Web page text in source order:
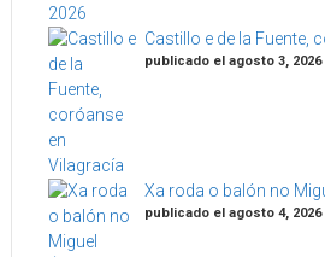
Castillo e de la Fuente,
publicado el agosto 3, 2026
Xa roda o balón no
publicado el agosto 4, 2026